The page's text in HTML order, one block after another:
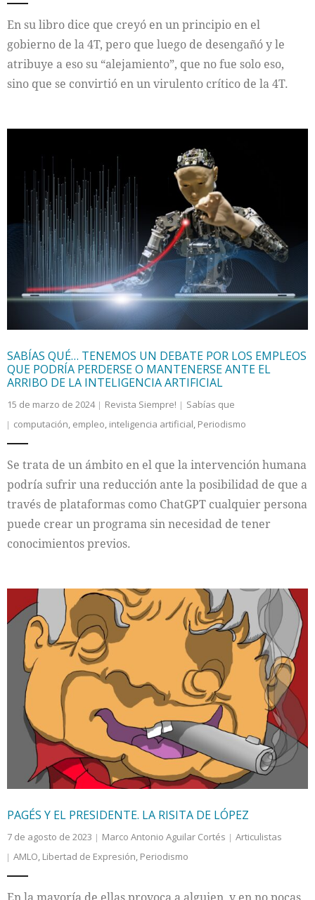
En su libro dice que creyó en un principio en el
gobierno de la 4T, pero que luego de desengañó y le
atribuye a eso su “alejamiento”, que no fue solo eso,
sino que se convirtió en un virulento crítico de la 4T.
SABÍAS QUÉ… TENEMOS UN DEBATE POR LOS EMPLEOS
QUE PODRÍA PERDERSE O MANTENERSE ANTE EL
ARRIBO DE LA INTELIGENCIA ARTIFICIAL
15 de marzo de 2024 Revista Siempre!
Sabías que
computación empleo inteligencia artificial Periodismo
Se trata de un ámbito en el que la intervención humana
podría sufrir una reducción ante la posibilidad de que a
través de plataformas como ChatGPT cualquier persona
puede crear un programa sin necesidad de tener
conocimientos previos.
PAGÉS Y EL PRESIDENTE. LA RISITA DE LÓPEZ
7 de agosto de 2023 Marco Antonio Aguilar Cortés
Articulistas
AMLO, Libertad de Expresión, Periodismo